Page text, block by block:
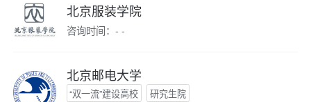
北京服装学院
咨询时间：- -
北京邮电大学
“双一流”建设高校 研究生院